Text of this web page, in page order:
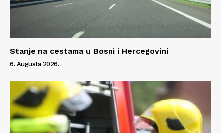
Stanje na cestama u Bosni i Hercegovini
6. Augusta 2026.